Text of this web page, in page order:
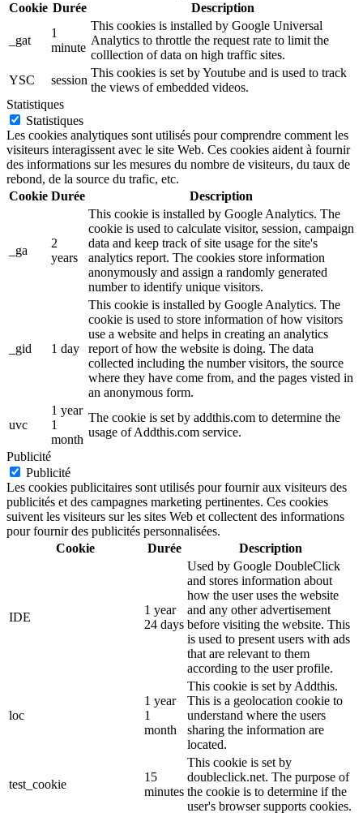
Cookie Durée Description
_gat
1
minute
This cookies is installed by Google Universal
Analytics to throttle the request rate to limit the
colllection of data on high traffic sites.
YSC
session
This cookies is set by Youtube and is used to track
the views of embedded videos.
Statistiques
Statistiques
Les cookies analytiques sont utilisés pour comprendre comment les
visiteurs interagissent avec le site Web. Ces cookies aident à fournir
des informations sur les mesures du nombre de visiteurs, du taux de
rebond, de la source du trafic, etc.
Cookie Durée Description
_ga
2
years
This cookie is installed by Google Analytics. The
cookie is used to calculate visitor, session, campaign
data and keep track of site usage for the site's
analytics report. The cookies store information
anonymously and assign a randomly generated
number to identify unique visitors.
_gid 1 day
This cookie is installed by Google Analytics. The
cookie is used to store information of how visitors
use a website and helps in creating an analytics
report of how the website is doing. The data
collected including the number visitors, the source
where they have come from, and the pages visted in
an anonymous form.
uvc
1 year
1
month
The cookie is set by addthis.com to determine the
usage of Addthis.com service.
Publicité
Publicité
Les cookies publicitaires sont utilisés pour fournir aux visiteurs des
publicités et des campagnes marketing pertinentes. Ces cookies
suivent les visiteurs sur les sites Web et collectent des informations
pour fournir des publicités personnalisées.
Cookie
Durée Description
IDE
1 year
24 days
Used by Google DoubleClick
and stores information about
how the user uses the website
and any other advertisement
before visiting the website. This
is used to present users with ads
that are relevant to them
according to the user profile.
loc
1 year
1
month
This cookie is set by Addthis.
This is a geolocation cookie to
understand where the users
sharing the information are
located.
test_cookie
15
minutes
This cookie is set by
doubleclick.net. The purpose of
the cookie is to determine if the
user's browser supports cookies.